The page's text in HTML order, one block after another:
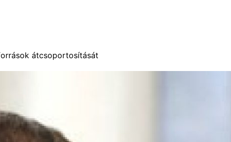
átcsoportosítását